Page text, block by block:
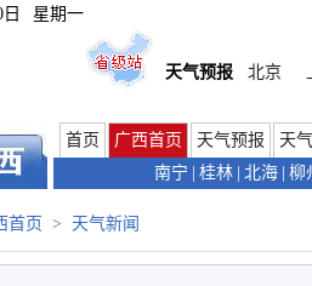
星期一
天气预报 北京
首页 广西首页 天气预报
天
南宁
桂林 北海 柳
首页 > 天气新闻